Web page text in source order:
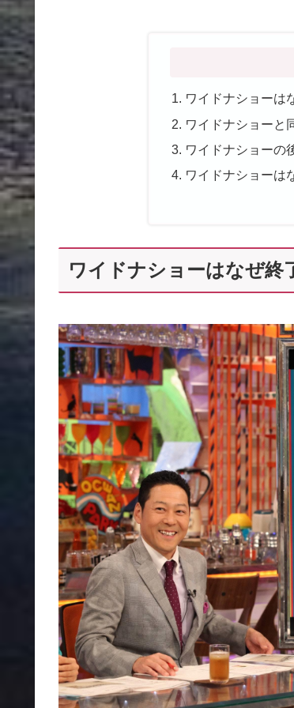
ワイドナショーは
ワイドナショーと
ワイドナショーの
ワイドナショーは
ワイドナショーはなぜ終